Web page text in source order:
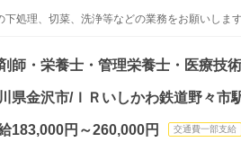
下処理、切菜、洗浄等などの業務をお願いしま
師・栄養士・管理栄養士・医療技
県金沢市/ＩＲいしかわ鉄道野々市
183,000円～260,000円 交通費一部支給